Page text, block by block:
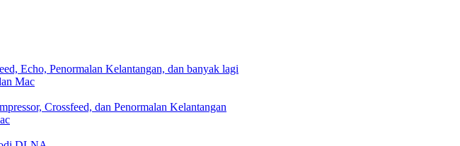
Echo, Penormalan Kelantangan, dan banyak lagi
Mac
Crossfeed, dan Penormalan Kelantangan